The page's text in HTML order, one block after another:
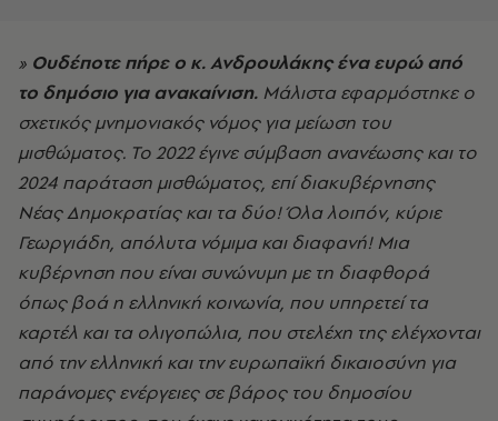
» Ουδέποτε πήρε ο κ. Ανδρουλάκης ένα ευρώ από
το δημόσιο για ανακαίνιση. Μάλιστα εφαρμόστηκε ο
σχετικός μνημονιακός νόμος για μείωση του
μισθώματος. Το 2022 έγινε σύμβαση ανανέωσης και το
2024 παράταση μισθώματος, επί διακυβέρνησης
Νέας Δημοκρατίας και τα δύο! Όλα λοιπόν, κύριε
Γεωργιάδη, απόλυτα νόμιμα και διαφανή! Μια
κυβέρνηση που είναι συνώνυμη με τη διαφθορά
όπως βοά η ελληνική κοινωνία, που υπηρετεί τα
καρτέλ και τα ολιγοπώλια, που στελέχη της ελέγχονται
από την ελληνική και την ευρωπαϊκή δικαιοσύνη για
παράνομες ενέργειες σε βάρος του δημοσίου